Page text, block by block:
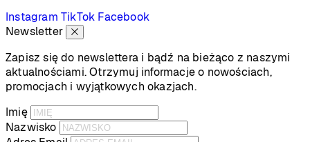
Instagram TikTok Facebook
Newsletter
Zapisz się do newslettera i bądź na bieżąco z naszymi
aktualnościami. Otrzymuj informacje o nowościach,
promocjach i wyjątkowych okazjach.
Imię
Nazwisko